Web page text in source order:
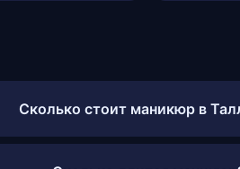
Сколько стоит маникюр в